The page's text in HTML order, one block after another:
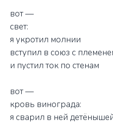
вот —
свет:
я укротил молнии
вступил в союз с
и пустил ток по стенам
вот —
кровь винограда:
я сварил в ней